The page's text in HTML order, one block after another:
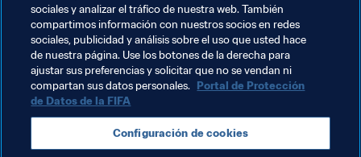
Temas relacionados
Italy UEFA Alemania España
Argentina CONMEBOL
sociales y analizar el tráfico de nuestra web. También
compartimos información con nuestros socios en redes
sociales, publicidad y análisis sobre el uso que usted hace
de nuestra página. Use los botones de la derecha para
ajustar sus preferencias y solicitar que no se vendan ni
compartan sus datos personales. Portal de Protección
de Datos de la FIFA
Configuración de cookies